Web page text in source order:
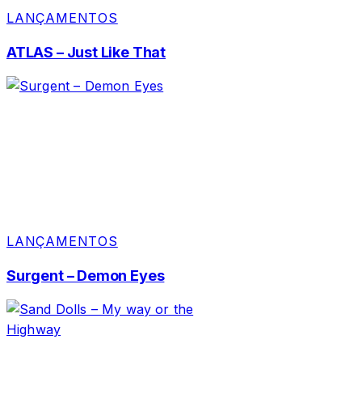
LANÇAMENTOS
ATLAS – Just Like That
LANÇAMENTOS
Surgent – Demon Eyes